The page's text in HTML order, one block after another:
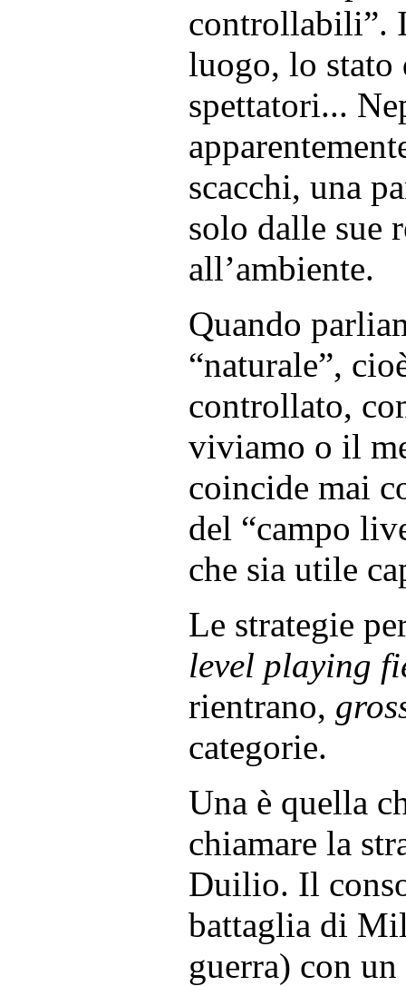
controllabili”.
luogo, lo stato
spettatori...
scacchi, una
solo dalle sue
all’ambiente.
Quando
“naturale”,
controllato,
viviamo o il
coincide mai
del “campo
che sia utile
Le strategie
level playing
rientrano,
categorie.
Una è quella
chiamare la
Duilio. Il
battaglia di
guerra) con